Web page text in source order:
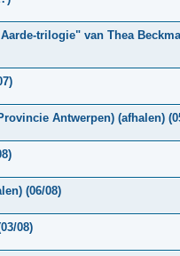
trilogie" van Thea
Antwerpen) (afhalen)
(06/08)
08)